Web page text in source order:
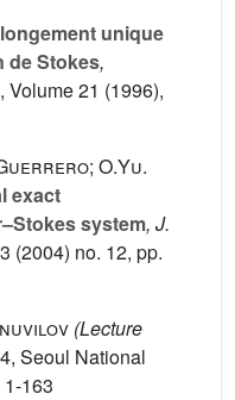
unique
de Stokes,
, Volume 21 (1996),
O.Yu.
exact
system, J.
(2004) no. 12, pp.
(Lecture
, Seoul National
163